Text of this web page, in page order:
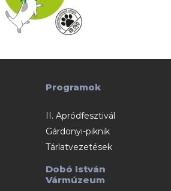
Programok
II. Apródfesztivál
Gárdonyi-piknik
Tárlatvezetések
Dobó István
Vármúzeum